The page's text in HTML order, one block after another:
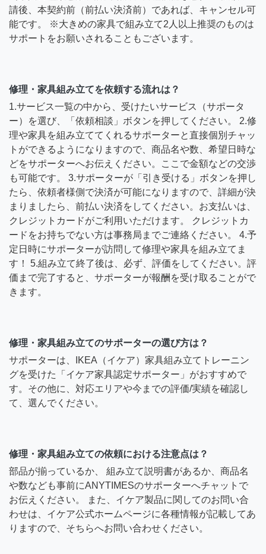
請後、本契約前（前払い決済前）であれば、キャンセル可
能です。 ※大きめの家具で組み立て2人以上推奨のものは
サポートをお願いされることもございます。
修理・家具組み立てを依頼する流れは？
1.サービス一覧の中から、受けたいサービス（サポータ
ー）を選び、「依頼相談」ボタンを押してください。 2.修
理や家具を組み立ててくれるサポーターと直接個別チャッ
トができるようになりますので、商品名や数、希望日時な
どをサポーターへお伝えください。ここで金額などの交渉
も可能です。 3.サポーターが「引き受ける」ボタンを押し
たら、依頼者様側で決済が可能になりますので、詳細が決
まりましたら、前払い決済をしてください。お支払いは、
クレジットカードがご利用いただけます。 クレジットカ
ードをお持ちでない方は事務局までご連絡ください。 4.予
定日時にサポーターが訪問して修理や家具を組み立てま
す！ 5.組み立て終了後は、必ず、評価をしてください。評
価まで完了すると、サポーターが報酬を受け取ることがで
きます。
修理・家具組み立てのサポーターの選び方は？
サポーターは、IKEA（イケア）家具組み立てトレーニン
グを受けた「イケア家具認定サポーター」がおすすめで
す。その他に、対応エリアや今までの評価/実績を確認し
て、選んでください。
修理・家具組み立ての依頼における注意点は？
部品が揃っているか、 組み立て説明書があるか、商品名
や数なども事前にANYTIMESのサポーターへチャットで
お伝えください。 また、イケア製品に関してのお問い合
わせは、イケア公式ホームページに各種情報が記載してあ
りますので、そちらへお問い合わせください。